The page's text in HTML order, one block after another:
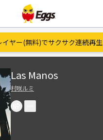
イヤー(無料)でサクサク連続再生
Las Manos
村咲ルミ